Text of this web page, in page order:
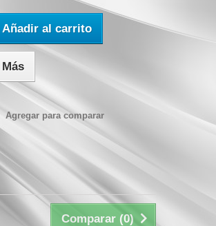
Añadir al carrito
Más
Agregar para comparar
Comparar (0)